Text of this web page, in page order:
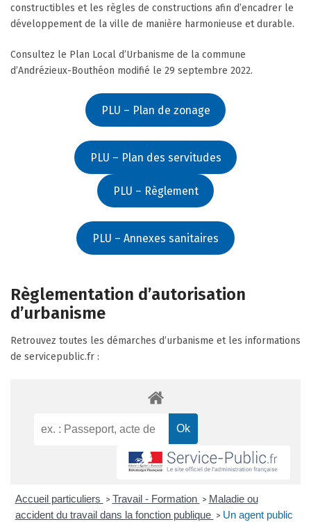
constructibles et les règles de constructions afin d’encadrer le
développement de la ville de manière harmonieuse et durable.
Consultez le Plan Local d’Urbanisme de la commune
d’Andrézieux-Bouthéon modifié le 29 septembre 2022.
PLU – Plan de zonage
PLU – Plan des servitudes
PLU – Règlement
PLU – Annexes sanitaires
Règlementation d’autorisation
d’urbanisme
Retrouvez toutes les démarches d’urbanisme et les informations
de servicepublic.fr :
Accueil particuliers > Travail - Formation > Maladie ou
accident du travail dans la fonction publique > Un agent public